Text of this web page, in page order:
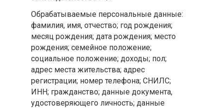
Обрабатываемые персональные данные:
фамилия, имя, отчество; год рождения;
месяц рождения; дата рождения; место
рождения; семейное положение;
социальное положение; доходы; пол;
адрес места жительства; адрес
регистрации; номер телефона; СНИЛС;
ИНН; гражданство; данные документа,
удостоверяющего личность; данные